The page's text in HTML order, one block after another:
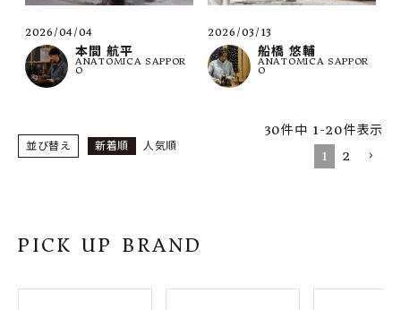
2026/04/04
本間 航平
ANATOMICA SAPPOR
O
2026/03/13
船橋 悠輔
ANATOMICA SAPPOR
O
並び替え 新着順 人気順
30件中 1-20件表示
1
2
PICK UP BRAND